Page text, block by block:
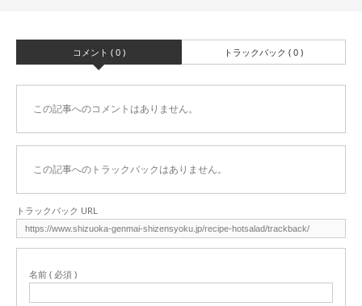
コメント ( 0 ) トラックバック ( 0 )
この記事へのコメントはありません。
この記事へのトラックバックはありません。
トラックバック URL
名前 ( 必須 )